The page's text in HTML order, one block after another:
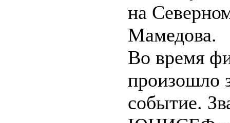
на
Мамедова.
Во время
произошло
событие.